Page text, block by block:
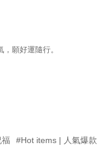
願好運隨行。
福 #Hot items | 人氣爆款